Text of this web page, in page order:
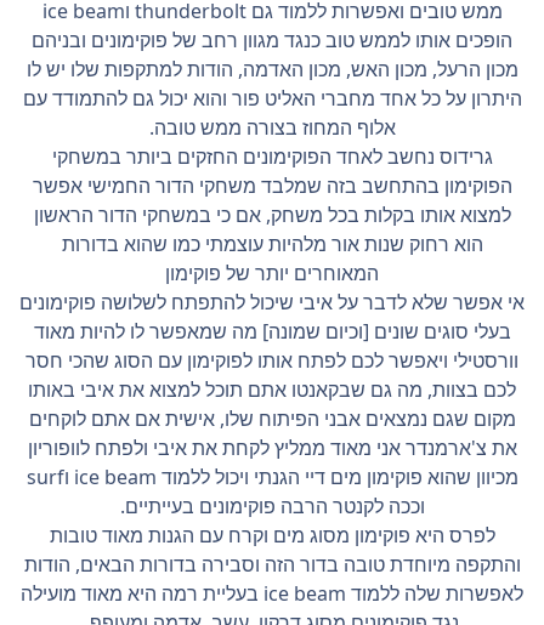
ממש טובים ואפשרות ללמוד גם thunderbolt וice beam
הופכים אותו לממש טוב כנגד מגוון רחב של פוקימונים ובניהם
מכון הרעל, מכון האש, מכון האדמה, הודות למתקפות שלו יש לו
היתרון על כל אחד מחברי האליט פור והוא יכול גם להתמודד עם
אלוף המחוז בצורה ממש טובה.
גרידוס נחשב לאחד הפוקימונים החזקים ביותר במשחקי
הפוקימון בהתחשב בזה שמלבד משחקי הדור החמישי אפשר
למצוא אותו בקלות בכל משחק, אם כי במשחקי הדור הראשון
הוא רחוק שנות אור מלהיות עוצמתי כמו שהוא בדורות
המאוחרים יותר של פוקימון
אי אפשר שלא לדבר על איבי שיכול להתפתח לשלושה פוקימונים
בעלי סוגים שונים [וכיום שמונה] מה שמאפשר לו להיות מאוד
וורסטילי ויאפשר לכם לפתח אותו לפוקימון עם הסוג שהכי חסר
לכם בצוות, מה גם שבקאנטו אתם תוכל למצוא את איבי באותו
מקום שגם נמצאים אבני הפיתוח שלו, אישית אם אתם לוקחים
את צ'ארמנדר אני מאוד ממליץ לקחת את איבי ולפתח לוופוריון
מכיוון שהוא פוקימון מים דיי הגנתי ויכול ללמוד ice beam וsurf
וככה לקנטר הרבה פוקימונים בעייתיים.
לפרס היא פוקימון מסוג מים וקרח עם הגנות מאוד טובות
והתקפה מיוחדת טובה בדור הזה וסבירה בדורות הבאים, הודות
לאפשרות שלה ללמוד ice beam בעליית רמה היא מאוד מועילה